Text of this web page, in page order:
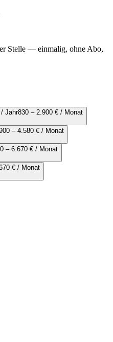
Stelle — einmalig, ohne Abo,
Jahr830 – 2.900 € / Monat
– 4.580 € / Monat
– 6.670 € / Monat
€ / Monat